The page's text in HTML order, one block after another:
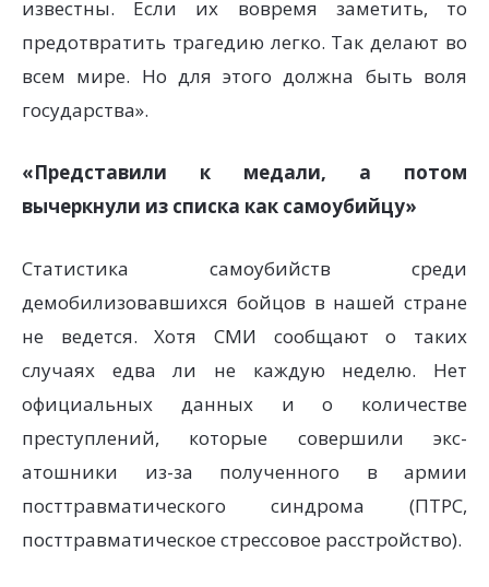
известны. Если их вовремя заметить, то
предотвратить трагедию легко. Так делают во
всем мире. Но для этого должна быть воля
государства».
«Представили к медали, а потом
вычеркнули из списка как самоубийцу»
Статистика самоубийств среди
демобилизовавшихся бойцов в нашей стране
не ведется. Хотя СМИ сообщают о таких
случаях едва ли не каждую неделю. Нет
официальных данных и о количестве
преступлений, которые совершили экс-
атошники из-за полученного в армии
посттравматического синдрома (ПТРС,
посттравматическое стрессовое расстройство).